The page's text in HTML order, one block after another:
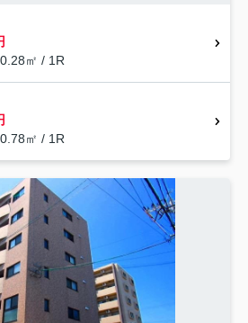
㎡ / 1R
㎡ / 1R